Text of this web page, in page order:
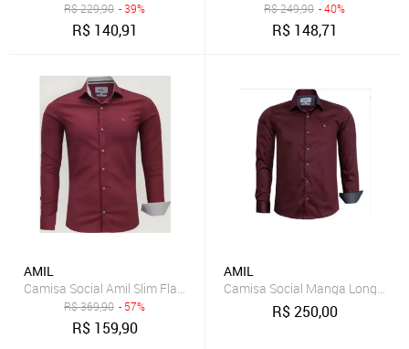
R$229,90 - 39%
R$ 140,91
R$249,90 - 40%
R$ 148,71
AMIL
Camisa Social Amil Slim Flash Algodão Com Elastano Manga Longa
R$369,90 - 57%
R$ 159,90
AMIL
Camisa Social Manga
R$250,00